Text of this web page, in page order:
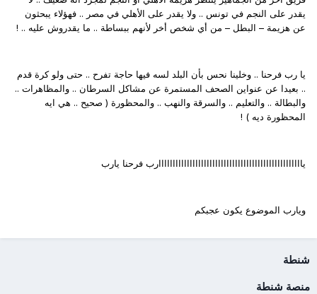
يقدر على النجم في تونس .. ولا يقدر على الأهلي في مصر .. فهؤلاء يبحثون
عن هزيمة – البطل – من أي شخص أخر لأنهم ببساطة .. ما يقدروش عليه .. !
يا رب فرحنا .. وخلينا نحس بأن البلد لسه فيها حاجة تفرح .. حتى ولو كرة قدم
.. بعيدا عن عنواين الصحف المستمرة عن مشاكل السرطان .. والمظاهرات ..
والبطالة .. والتعليم .. والسرقة والنهب .. والمحظورة ( صحيح .. هي ايه
المحظورة ديه ) !
يااااااااااااااااااااااااااااااااااااااااااااااااااارب فرحنا يارب
ويارب الموضوع يكون عجبكم
شنطة
منصة شنطة